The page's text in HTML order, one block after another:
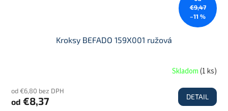
€9,47
–11 %
Kroksy BEFADO 159X001 ružová
Skladom(1 ks)
od €6,80 bez DPH
od €8,37 DETAIL